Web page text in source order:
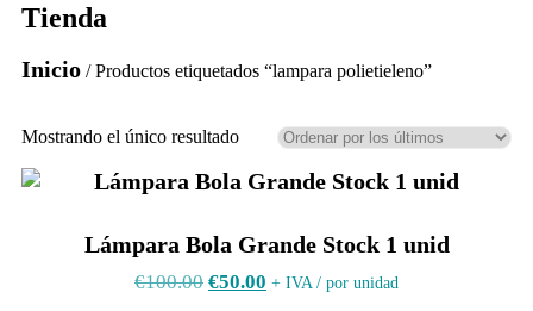
Tienda
Inicio / Productos etiquetados “lampara polietieleno”
Mostrando el único resultado
Lámpara Bola Grande Stock 1 unid
€100.00 €50.00 + IVA / por unidad